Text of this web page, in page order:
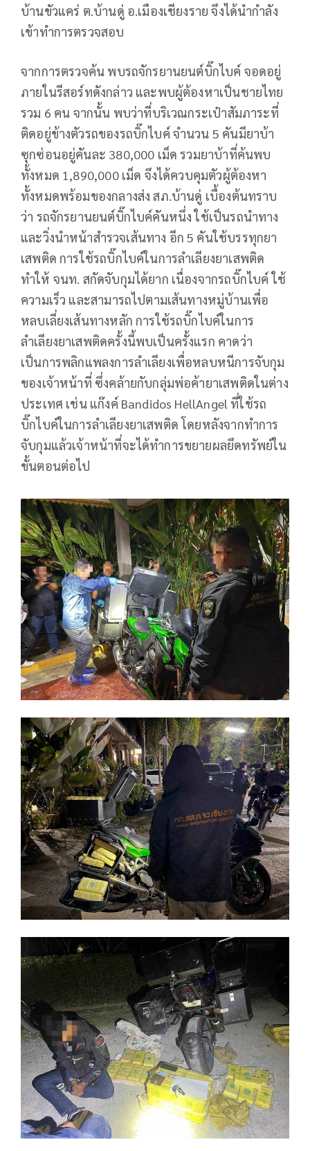
บ้านขัวแคร่ ต.บ้านดู่ อ.เมืองเชียงราย จึงได้นำกำลัง
เข้าทำการตรวจสอบ
จากการตรวจค้น พบรถจักรยานยนต์บิ๊กไบค์ จอดอยู่
ภายในรีสอร์ทดังกล่าว และพบผู้ต้องหาเป็นชายไทย
รวม 6 คน จากนั้น พบว่าที่บริเวณกระเป๋าสัมภาระที่
ติดอยู่ข้างตัวรถของรถบิ๊กไบค์ จำนวน 5 คันมียาบ้า
ซุกซ่อนอยู่คันละ 380,000 เม็ด รวมยาบ้าที่ค้นพบ
ทั้งหมด 1,890,000 เม็ด จึงได้ควบคุมตัวผู้ต้องหา
ทั้งหมดพร้อมของกลางส่ง สภ.บ้านดู่ เบื้องต้นทราบ
ว่า รถจักรยานยนต์บิ๊กไบค์คันหนึ่ง ใช้เป็นรถนำทาง
และวิ่งนำหน้าสำรวจเส้นทาง อีก 5 คันใช้บรรทุกยา
เสพติด การใช้รถบิ๊กไบค์ในการลำเลียงยาเสพติด
ทำให้ จนท. สกัดจับกุมได้ยาก เนื่องจากรถบิ๊กไบค์ ใช้
ความเร็ว และสามารถไปตามเส้นทางหมู่บ้านเพื่อ
หลบเลี่ยงเส้นทางหลัก การใช้รถบิ๊กไบค์ในการ
ลำเลียงยาเสพติดครั้งนี้พบเป็นครั้งแรก คาดว่า
เป็นการพลิกแพลงการลำเลียงเพื่อหลบหนีการจับกุม
ของเจ้าหน้าที่ ซึ่งคล้ายกับกลุ่มพ่อค้ายาเสพติดในต่าง
ประเทศ เช่น แก๊งค์ Bandidos HellAngel ที่ใช้รถ
บิ๊กไบค์ในการลำเลียงยาเสพติด โดยหลังจากทำการ
จับกุมแล้วเจ้าหน้าที่จะได้ทำการขยายผลยึดทรัพย์ใน
ขั้นตอนต่อไป